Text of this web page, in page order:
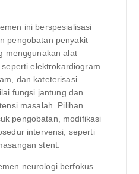
ini berspesialisasi
pengobatan penyakit
menggunakan alat
elektrokardiogram
dan kateterisasi
fungsi jantung dan
masalah. Pilihan
pengobatan, modifikasi
intervensi, seperti
stent.
neurologi berfokus